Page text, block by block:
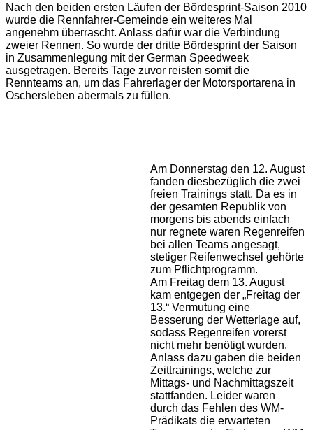
Nach den beiden ersten Läufen der Bördesprint-Saison 2010
wurde die Rennfahrer-Gemeinde ein weiteres Mal
angenehm überrascht. Anlass dafür war die Verbindung
zweier Rennen. So wurde der dritte Bördesprint der Saison
in Zusammenlegung mit der German Speedweek
ausgetragen. Bereits Tage zuvor reisten somit die
Rennteams an, um das Fahrerlager der Motorsportarena in
Oschersleben abermals zu füllen.
Am Donnerstag den 12. August
fanden diesbezüglich die zwei
freien Trainings statt. Da es in
der gesamten Republik von
morgens bis abends einfach
nur regnete waren Regenreifen
bei allen Teams angesagt,
stetiger Reifenwechsel gehörte
zum Pflichtprogramm.
Am Freitag dem 13. August
kam entgegen der „Freitag der
13.“ Vermutung eine
Besserung der Wetterlage auf,
sodass Regenreifen vorerst
nicht mehr benötigt wurden.
Anlass dazu gaben die beiden
Zeittrainings, welche zur
Mittags- und Nachmittagszeit
stattfanden. Leider waren
durch das Fehlen des WM-
Prädikats die erwarteten